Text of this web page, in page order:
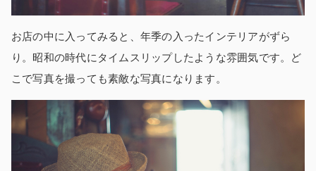
お店の中に入ってみると、年季の入ったインテリアがずら
り。昭和の時代にタイムスリップしたような雰囲気です。ど
こで写真を撮っても素敵な写真になります。